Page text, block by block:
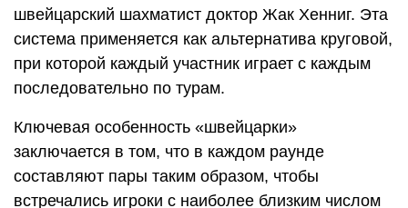
швейцарский шахматист доктор Жак Хенниг. Эта
система применяется как альтернатива круговой,
при которой каждый участник играет с каждым
последовательно по турам.
Ключевая особенность «швейцарки»
заключается в том, что в каждом раунде
составляют пары таким образом, чтобы
встречались игроки с наиболее близким числом